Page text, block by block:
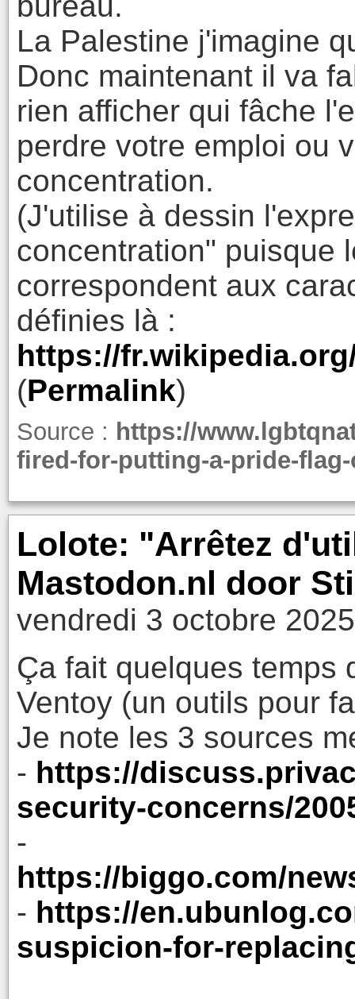
La Palestine j'imagine
Donc maintenant il va
rien afficher qui fâche
perdre votre emploi ou
concentration.
(J'utilise à dessin
concentration" puisque
correspondent aux
définies là :
https://
(Permalink)
Source : https://
fired-for-putting-a-pride-
Lolote: "Arrêtez
Mastodon.nl door
vendredi 3 octobre
Ça fait quelques temps
Ventoy (un outils pour
Je note les 3 sources
- https://
security-concerns/
-
https://biggo.com/
- https://
suspicion-for-